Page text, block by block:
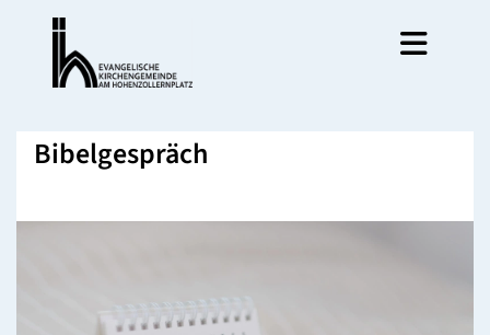
Bibelgespräch